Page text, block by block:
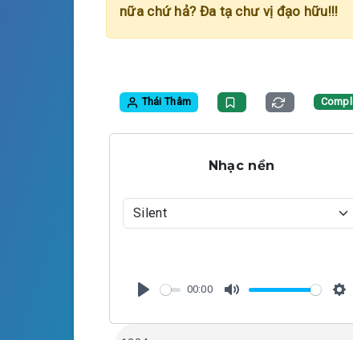
nữa chứ hả? Đa tạ chư vị đạo hữu!!!
Thái Thâm
Nhạc nền
00:00